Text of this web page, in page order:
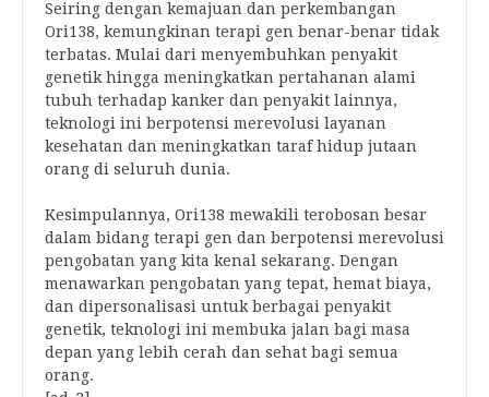
Seiring dengan kemajuan dan perkembangan
Ori138, kemungkinan terapi gen benar-benar tidak
terbatas. Mulai dari menyembuhkan penyakit
genetik hingga meningkatkan pertahanan alami
tubuh terhadap kanker dan penyakit lainnya,
teknologi ini berpotensi merevolusi layanan
kesehatan dan meningkatkan taraf hidup jutaan
orang di seluruh dunia.
Kesimpulannya, Ori138 mewakili terobosan besar
dalam bidang terapi gen dan berpotensi merevolusi
pengobatan yang kita kenal sekarang. Dengan
menawarkan pengobatan yang tepat, hemat biaya,
dan dipersonalisasi untuk berbagai penyakit
genetik, teknologi ini membuka jalan bagi masa
depan yang lebih cerah dan sehat bagi semua
orang.